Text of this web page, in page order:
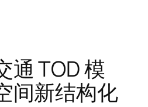
通 TOD 模
间新结构化